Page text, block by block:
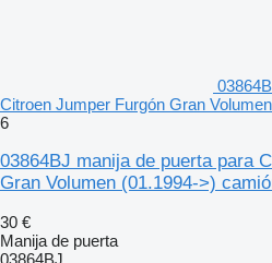
Citroen Jumper Furgón Gran
6
03864BJ manija de puerta para
Gran Volumen (01.1994->)
30 €
Manija de puerta
03864BJ